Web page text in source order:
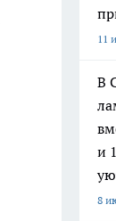
11
В
и
8